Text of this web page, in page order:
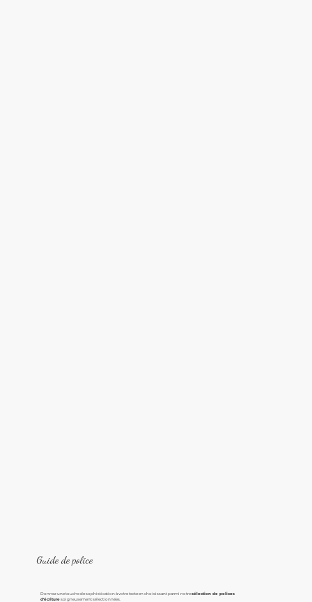
Guide de police
Donnez une touche de sophistication à votre texte en choisissant parmi notresélection de polices
d'écrituresoigneusement sélectionnées.